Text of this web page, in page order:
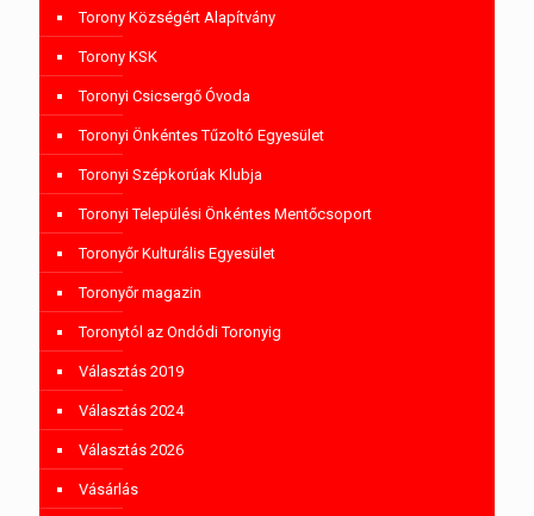
Torony Községért Alapítvány
Torony KSK
Toronyi Csicsergő Óvoda
Toronyi Önkéntes Tűzoltó Egyesület
Toronyi Szépkorúak Klubja
Toronyi Települési Önkéntes Mentőcsoport
Toronyőr Kulturális Egyesület
Toronyőr magazin
Toronytól az Ondódi Toronyig
Választás 2019
Választás 2024
Választás 2026
Vásárlás